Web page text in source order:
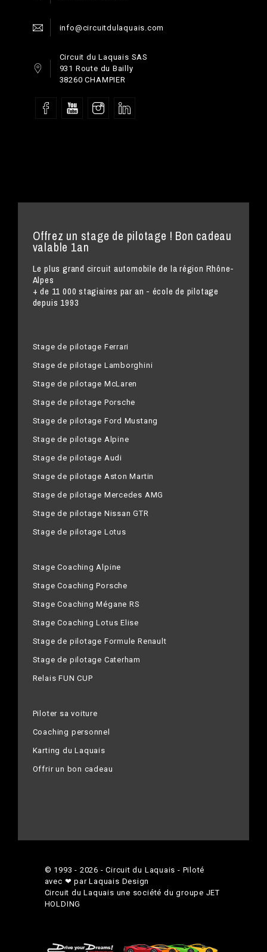
info@circuitdulaquais.com
Circuit du Laquais SAS
931 Route du Bailly
38260 CHAMPIER
Offrez un stage de pilotage ! Bon cadeau
valable 1an
Le plus grand circuit automobile de la région Rhône-
Alpes
+ de 11 000 stagiaires par an - école de pilotage
depuis 1993
Stage de pilotage Ferrari
Stage de pilotage Lamborghini
Stage de pilotage McLaren
Stage de pilotage Porsche
Stage de pilotage Ford Mustang
Stage de pilotage Alpine
Stage de pilotage Audi
Stage de pilotage Aston Martin
Stage de pilotage Mercedes AMG
Stage de pilotage Nissan GTR
Stage de pilotage Lotus
Stage Coaching Alpine
Stage Coaching Porsche
Stage Coaching Mégane RS
Stage Coaching Lotus Elise
Stage de pilotage Formule Renault
Stage de pilotage Caterham
Relais FUN CUP
Piloter sa voiture
Coaching personnel
Karting du Laquais
Offrir un bon cadeau
© 1993 - 2026 - Circuit du Laquais - Piloté
avec ❤ par Laquais Design
Circuit du Laquais une société du groupe JET
HOLDING